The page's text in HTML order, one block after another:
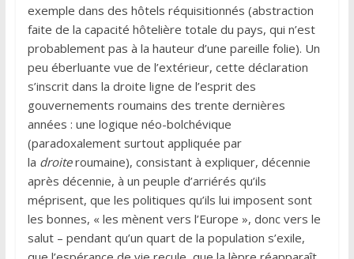
exemple dans des hôtels réquisitionnés (abstraction
faite de la capacité hôtelière totale du pays, qui n’est
probablement pas à la hauteur d’une pareille folie). Un
peu éberluante vue de l’extérieur, cette déclaration
s’inscrit dans la droite ligne de l’esprit des
gouvernements roumains des trente dernières
années : une logique néo-bolchévique
(paradoxalement surtout appliquée par
la droiteroumaine), consistant à expliquer, décennie
après décennie, à un peuple d’arriérés qu’ils
méprisent, que les politiques qu’ils lui imposent sont
les bonnes, « les mènent vers l’Europe », donc vers le
salut – pendant qu’un quart de la population s’exile,